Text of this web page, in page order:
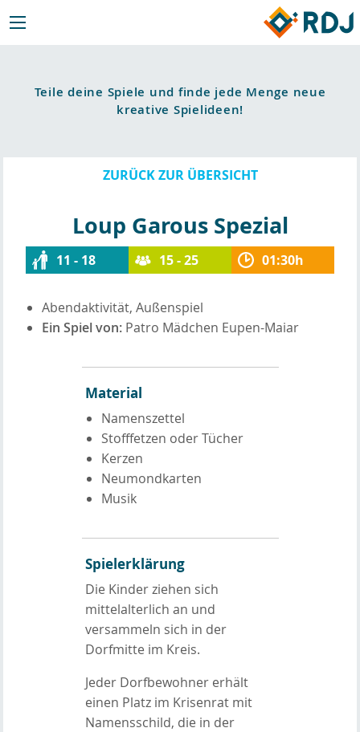
Teile deine Spiele und finde jede Menge neue
kreative Spielideen!
ZURÜCK ZUR ÜBERSICHT
Loup Garous Spezial
11 - 18 15 - 25 01:30h
Abendaktivität, Außenspiel
Ein Spiel von: Patro Mädchen Eupen-Maiar
Material
Namenszettel
Stofffetzen oder Tücher
Kerzen
Neumondkarten
Musik
Spielerklärung
Die Kinder ziehen sich
mittelalterlich an und
versammeln sich in der
Dorfmitte im Kreis.
Jeder Dorfbewohner erhält
einen Platz im Krisenrat mit
Namensschild, die in der